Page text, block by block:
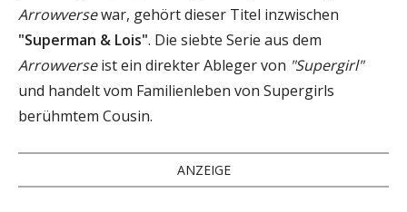
Arrowversewar, gehört dieser Titel inzwischen
"Superman & Lois". Die siebte Serie aus dem
Arrowverseist ein direkter Ableger von "Supergirl"
und handelt vom Familienleben von Supergirls
berühmtem Cousin.
ANZEIGE